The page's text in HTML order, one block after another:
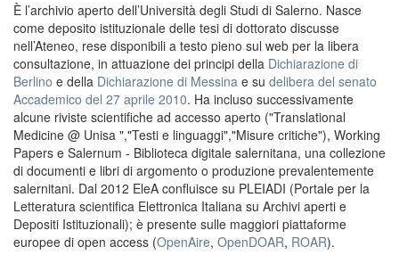
È l’archivio aperto dell’Università degli Studi di Salerno. Nasce
come deposito istituzionale delle tesi di dottorato discusse
nell’Ateneo, rese disponibili a testo pieno sul web per la libera
consultazione, in attuazione dei principi della Dichiarazione di
Berlino e della Dichiarazione di Messina e su delibera del senato
Accademico del 27 aprile 2010. Ha incluso successivamente
alcune riviste scientifiche ad accesso aperto ("Translational
Medicine @ Unisa ","Testi e linguaggi","Misure critiche"), Working
Papers e Salernum - Biblioteca digitale salernitana, una collezione
di documenti e libri di argomento o produzione prevalentemente
salernitani. Dal 2012 EleA confluisce su PLEIADI (Portale per la
Letteratura scientifica Elettronica Italiana su Archivi aperti e
Depositi Istituzionali); è presente sulle maggiori piattaforme
europee di open access (OpenAire, OpenDOAR, ROAR).